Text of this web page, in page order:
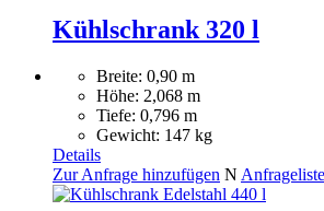
Kühlschrank 320 l
Breite: 0,90 m
Höhe: 2,068 m
Tiefe: 0,796 m
Gewicht: 147 kg
Details
Zur Anfrage hinzufügen N